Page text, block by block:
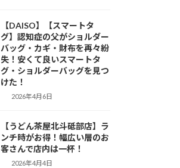
【DAISO】【スマートタ
グ】認知症の父がショルダー
バッグ・カギ・財布を再々紛
失！安くて良いスマートタ
グ・ショルダーバッグを見つ
けた！
2026年4月6日
【うどん茶屋北斗砥部店】ラ
ンチ時がお得！幅広い層のお
客さんで店内は一杯！
2026年4月4日